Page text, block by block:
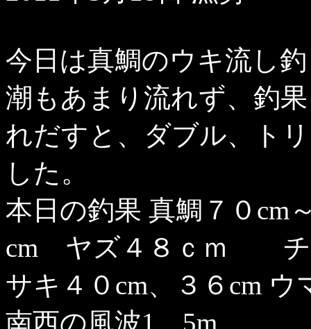
今日は真鯛のウキ流し
潮もあまり流れず、釣
れだすと、ダブル、ト
した。
本日の釣果 真鯛７０
cm ヤズ４８ｃｍ チ
サキ４０cm、３６cm ウ
南西の風波1、5m